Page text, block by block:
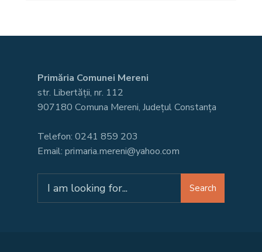
Primăria Comunei Mereni
str. Libertății, nr. 112
907180 Comuna Mereni, Județul Constanța
Telefon: 0241 859 203
Email: primaria.mereni@yahoo.com
for:
Search